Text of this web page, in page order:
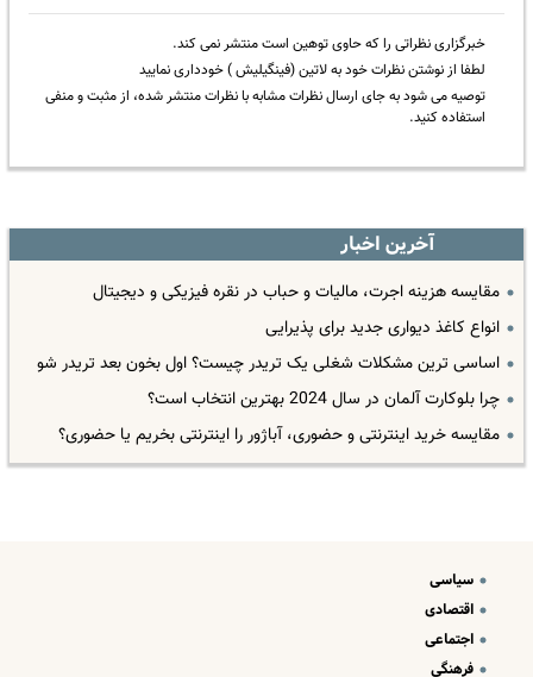
خبرگزاری نظراتی را که حاوی توهین است منتشر نمی کند.
لطفا از نوشتن نظرات خود به لاتین (فینگیلیش ) خودداری نمایید
توصیه می شود به جای ارسال نظرات مشابه با نظرات منتشر شده، از مثبت و منفی
استفاده کنید.
آخرین اخبار
مقایسه هزینه اجرت، مالیات و حباب در نقره فیزیکی و دیجیتال
انواع کاغذ دیواری جدید برای پذیرایی
اساسی ترین مشکلات شغلی یک تریدر چیست؟ اول بخون بعد تریدر شو
چرا بلوکارت آلمان در سال 2024 بهترین انتخاب است؟
مقایسه خرید اینترنتی و حضوری، آباژور را اینترنتی بخریم یا حضوری؟
سیاسی
اقتصادی
اجتماعی
فرهنگی